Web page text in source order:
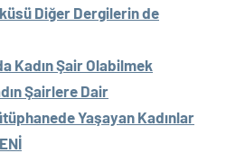
Diğer Dergilerin de
Kadın Şair Olabilmek
Şairlere Dair
Yaşayan Kadınlar